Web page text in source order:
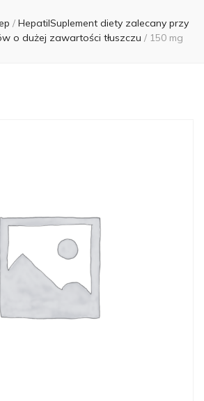
/ HepatilSuplement diety zalecany przy
o dużej zawartości tłuszczu / 150 mg